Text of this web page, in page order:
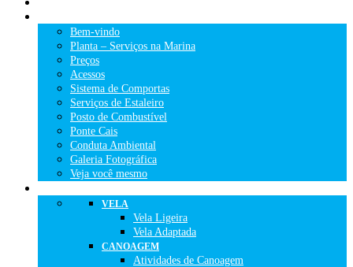
Bem-vindo
Planta – Serviços na Marina
Preços
Acessos
Sistema de Comportas
Serviços de Estaleiro
Posto de Combustível
Ponte Cais
Conduta Ambiental
Galeria Fotográfica
Veja você mesmo
VELA
Vela Ligeira
Vela Adaptada
CANOAGEM
Atividades de Canoagem